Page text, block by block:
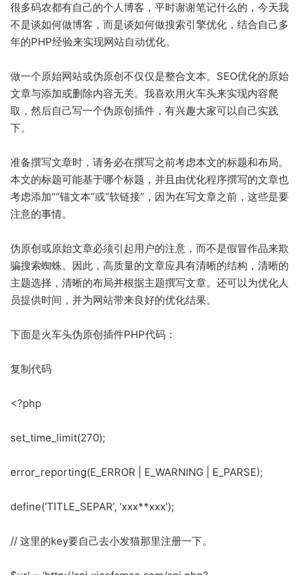
很多码农都有自己的个人博客，平时谢谢笔记什么的，今天我
不是谈如何做博客，而是谈如何做搜索引擎优化，结合自己多
年的PHP经验来实现网站自动优化。
做一个原始网站或伪原创不仅仅是整合文本。SEO优化的原始
文章与添加或删除内容无关。我喜欢用火车头来实现内容爬
取，然后自己写一个伪原创插件，有兴趣大家可以自己实践
下。
准备撰写文章时，请务必在撰写之前考虑本文的标题和布局。
本文的标题可能基于哪个标题，并且由优化程序撰写的文章也
考虑添加““锚文本”或“软链接”，因为在写文章之前，这些是要
注意的事情。
伪原创或原始文章必须引起用户的注意，而不是假冒作品来欺
骗搜索蜘蛛。因此，高质量的文章应具有清晰的结构，清晰的
主题选择，清晰的布局并根据主题撰写文章。还可以为优化人
员提供时间，并为网站带来良好的优化结果。
下面是火车头伪原创插件PHP代码：
复制代码
<?php
set_time_limit(270);
error_reporting(E_ERROR | E_WARNING | E_PARSE);
define(‘TITLE_SEPAR’, ‘xxx**xxx’);
// 这里的key要自己去小发猫那里注册一下。